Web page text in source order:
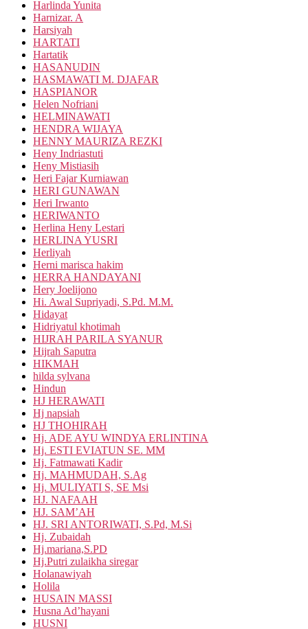
Harlinda Yunita
Harnizar. A
Harsiyah
HARTATI
Hartatik
HASANUDIN
HASMAWATI M. DJAFAR
HASPIANOR
Helen Nofriani
HELMINAWATI
HENDRA WIJAYA
HENNY MAURIZA REZKI
Heny Indriastuti
Heny Mistiasih
Heri Fajar Kurniawan
HERI GUNAWAN
Heri Irwanto
HERIWANTO
Herlina Heny Lestari
HERLINA YUSRI
Herliyah
Herni marisca hakim
HERRA HANDAYANI
Hery Joelijono
Hi. Awal Supriyadi, S.Pd. M.M.
Hidayat
Hidriyatul khotimah
HIJRAH PARILA SYANUR
Hijrah Saputra
HIKMAH
hilda sylvana
Hindun
HJ HERAWATI
Hj napsiah
HJ THOHIRAH
Hj. ADE AYU WINDYA ERLINTINA
Hj. ESTI EVIATUN SE. MM
Hj. Fatmawati Kadir
Hj. MAHMUDAH, S.Ag
Hj. MULIYATI S, SE Msi
HJ. NAFAAH
HJ. SAM’AH
HJ. SRI ANTORIWATI, S.Pd, M.Si
Hj. Zubaidah
Hj.mariana,S.PD
Hj.Putri zulaikha siregar
Holanawiyah
Holila
HUSAIN MASSI
Husna Ad’hayani
HUSNI